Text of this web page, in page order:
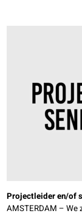
Projectleider en/of
AMSTERDAM –